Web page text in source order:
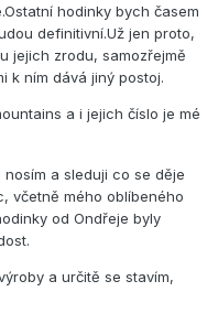
hodinky bych časem
definitivní.Už jen proto,
jejich zrodu, samozřejmě
k ním dává jiný postoj.
a i jejich číslo je mé
a sleduji co se děje
včetně mého oblíbeného
od Ondřeje byly
a určitě se stavím,